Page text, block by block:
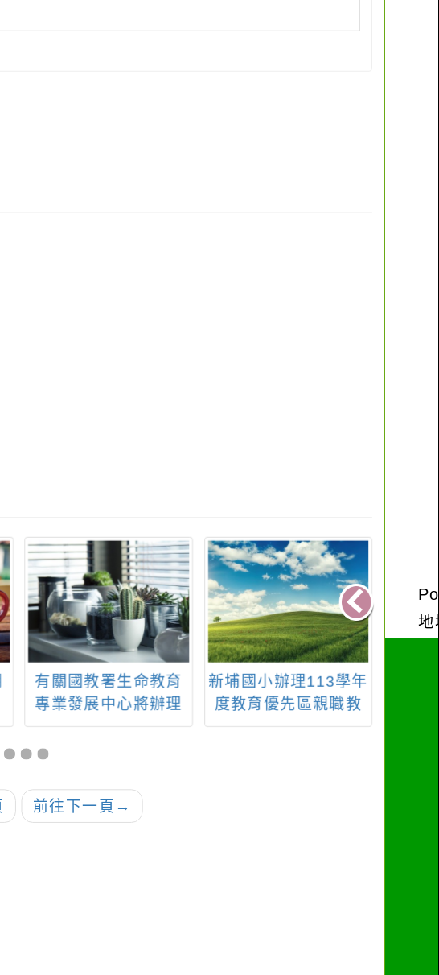
有關國教署生命教育
專業發展中心將辦理
教學-世界咖啡館培訓
校轉知所屬教師踴躍
報名參加，請查照。
新埔國小辦理113學年
度教育優先區親職教
前往下一頁 →